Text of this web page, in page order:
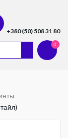
+380 (50) 508 31 80
0